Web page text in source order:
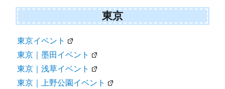
東京
東京イベント
東京｜墨田イベント
東京｜浅草イベント
東京｜上野公園イベント